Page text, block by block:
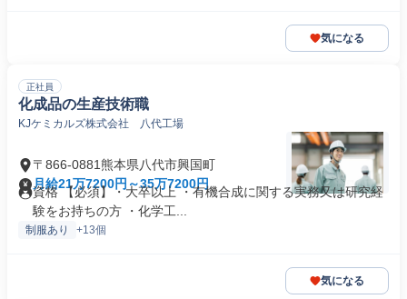
気になる
正社員
化成品の生産技術職
KJケミカルズ株式会社 八代工場
〒866-0881熊本県八代市興国町
月給21万7200円～35万7200円
資格 【必須】・大卒以上 ・有機合成に関する実務又は研究経
験をお持ちの方 ・化学工...
制服あり +13個
気になる